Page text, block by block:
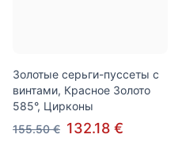
Золотые серьги-пуссеты с
винтами, Красное Золото
585°, Цирконы
155.50 € 132.18 €